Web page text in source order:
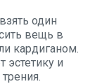
один
вещь в
кардиганом.
эстетику и